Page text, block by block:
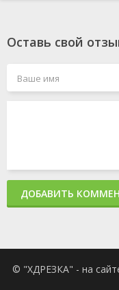
Оставь свой
ДОБАВИТЬ
© "ХДРЕЗКА" - на